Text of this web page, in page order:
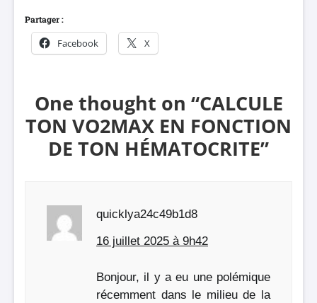
Partager :
Facebook X
One thought on “CALCULE
TON VO2MAX EN FONCTION
DE TON HÉMATOCRITE”
quicklya24c49b1d8
16 juillet 2025 à 9h42
Bonjour, il y a eu une polémique
récemment dans le milieu de la